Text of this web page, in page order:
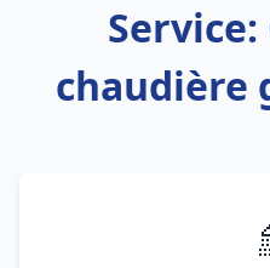
chaudière